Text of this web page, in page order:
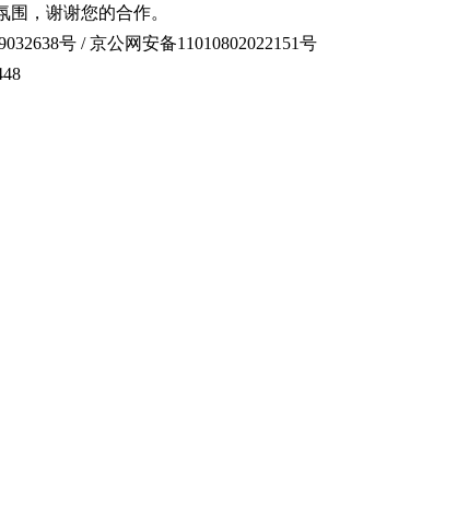
围，谢谢您的合作。
号 / 京公网安备11010802022151号